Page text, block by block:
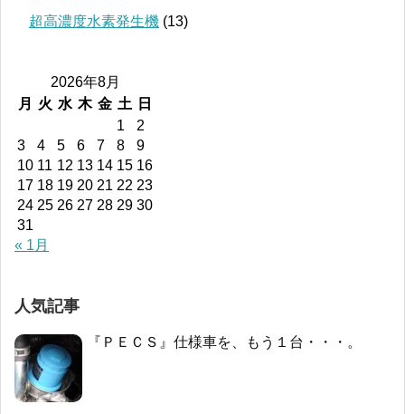
超高濃度水素発生機 (13)
2026年8月
月
火 水 木 金 土
日
1
2
3
4 5 6 7 8
9
10 11 12 13 14 15 16
17 18 19 20 21 22 23
24 25 26 27 28 29 30
31
« 1月
人気記事
『ＰＥＣＳ』仕様車を、もう１台・・・。